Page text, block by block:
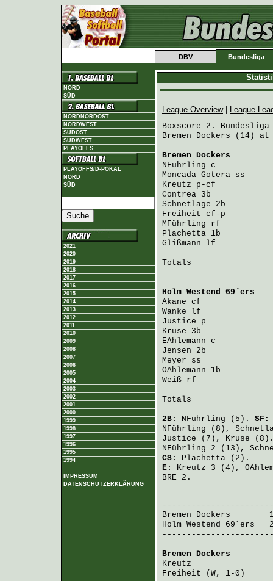
DBV Bundesliga
NORD
SÜD
NORDNORDOST
NORDWEST
SÜDOST
SÜDWEST
PLAYOFFS
PLAYOFFS/D-POKAL
NORD
SÜD
2021
2020
2019
2018
2017
2016
2015
2014
2013
2012
2011
2010
2009
2008
2007
2006
2005
2004
2003
2002
2001
2000
1999
1998
1997
1996
1995
1994
IMPRESSUM
DATENSCHUTZERKLÄRUNG
League Overview|
League
Boxscore 2.
Bremen Dockers (14) at
Bremen Dockers
NFührling c
Moncada Gotera ss
Kreutz p-cf
Contrea 3b
Schnetlage 2b
Freiheit cf-p
MFührling rf
Plachetta 1b
Glißmann lf
Totals
Holm Westend 69´ers
Akane cf                3
Wanke lf                2
Justice p
Kruse 3b
EAhlemann c
Jensen 2b
Meyer ss
OAhlemann 1b
Weiß rf                 4
Totals
2B: NFührling (5).
NFührling (8),
Justice (7), Kruse
NFührling 2 (13),
CS: Plachetta (2).
E: Kreutz 3 (4),
BRE 2.
Bremen Dockers
Holm Westend 69´ers
Bremen Dockers
Kreutz
Freiheit (W, 1-0)